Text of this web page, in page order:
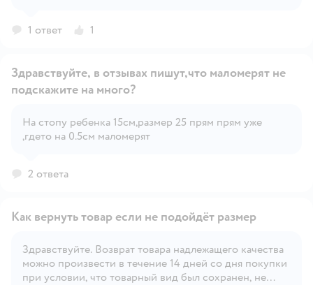
1 ответ 1
Открыть вопрос
Здравствуйте, в отзывах пишут,что маломерят не
подскажите на много?
На стопу ребенка 15см,размер 25 прям прям уже
,гдето на 0.5см маломерят
2 ответа
Открыть вопрос
Как вернуть товар если не подойдёт размер
Здравствуйте. Возврат товара надлежащего качества
можно произвести в течение 14 дней со дня покупки
при условии, что товарный вид был сохранен, не